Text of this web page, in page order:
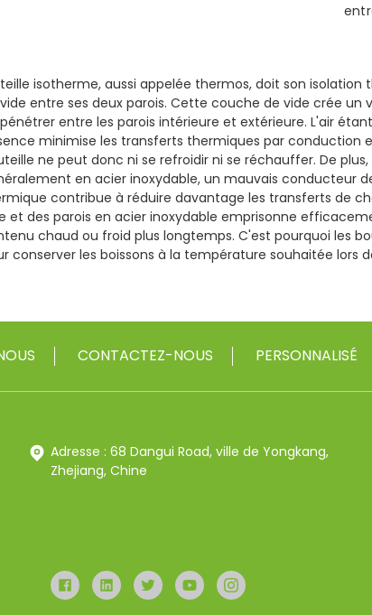
isotherme, aussi appelée thermos, doit son
entre ses deux parois. Cette couche de vide crée un
entre les parois intérieure et extérieure. L'air
minimise les transferts thermiques par conduction
ne peut donc ni se refroidir ni se réchauffer. De
en acier inoxydable, un mauvais conducteur
contribue à réduire davantage les transferts de
et des parois en acier inoxydable emprisonne
chaud ou froid plus longtemps. C'est pourquoi les
conserver les boissons à la température souhaitée lors
CONTACTEZ-NOUS PERSONNALISÉ
Adresse : 68 Dangui Road, ville de Yongkang,
Zhejiang, Chine